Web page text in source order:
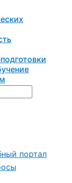
портал